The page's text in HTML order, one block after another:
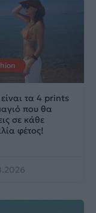
τα 4 prints
που θα
σε κάθε
φέτος!